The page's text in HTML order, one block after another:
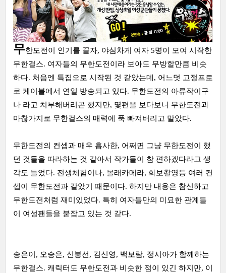
무한도전이 인기를 끌자, 야심차게 여자 5명이 모여 시작한
무한걸스. 여자들의 무한도전이라 보아도 무방할만큼 비슷
하다. 처음엔 특집으로 시작된 것 같았는데, 어느덧 고정프로
로 케이블에서 연일 방송되고 있다. 무한도전의 아류작이구
나 라고 치부해버리곤 했지만, 몇편을 보다보니 무한도전과
마찮가지로 무한걸스의 매력에 푹 빠져버리고 말았다.
무한도전의 컨셉과 매우 흡사한, 어쩌면 그냥 무한도전이 했
던 것들을 따라하는 것 같아서 작가들이 참 편하겠다라고 생
각도 들었다. 전생체험이나, 몰래카메라, 화보촬영등 여러 컨
셉이 무한도전과 같았기 때문이다. 하지만 내용은 참신하고
무한도전처럼 재미있었다. 특히 여자들만의 미묘한 관계들
이 여성팬들을 붙잡고 있는 것 같다.
송은이, 오승은, 신봉선, 김신영, 백보람, 정시아가 함께하는
무한걸스. 캐릭터도 무한도전과 비슷한 점이 있긴 하지만, 이